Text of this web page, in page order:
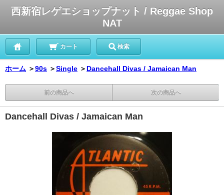
西新宿レゲエショップナット / Reggae Shop
NAT
カート 検索
ホーム ＞90s ＞Single ＞ Dancehall Divas / Jamaican Man
前の商品へ 次の商品へ
Dancehall Divas / Jamaican Man